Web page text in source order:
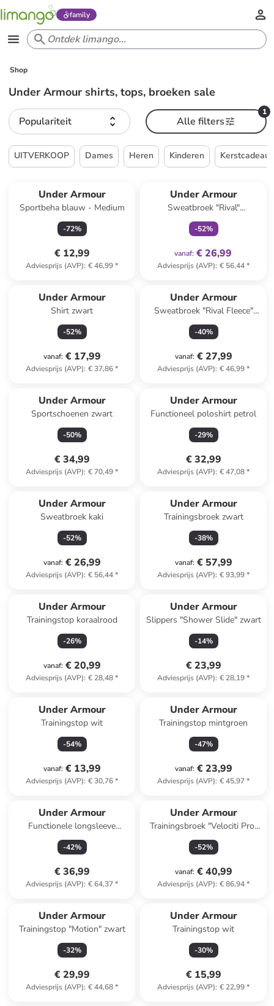
family
Shop
Under Armour shirts, tops, broeken sale
Populariteit
1
Alle filters
UITVERKOOP Dames Heren Kinderen Kerstcadeaus
Under Armour
Sportbeha blauw - Medium
-72%
€ 12,99
Adviesprijs (AVP): € 46,99*
Under Armour
Sweatbroek "Rival"
donkerblauw
-52%
vanaf: € 26,99
Adviesprijs (AVP): € 56,44*
Under Armour
Shirt zwart
-52%
vanaf: € 17,99
Adviesprijs (AVP): € 37,86*
Under Armour
Sweatbroek "Rival Fleece"
zwart
-40%
vanaf: € 27,99
Adviesprijs (AVP): € 46,99*
Under Armour
Sportschoenen zwart
-50%
€ 34,99
Adviesprijs (AVP): € 70,49*
Under Armour
Functioneel poloshirt petrol
-29%
€ 32,99
Adviesprijs (AVP): € 47,08*
Under Armour
Sweatbroek kaki
-52%
vanaf: € 26,99
Adviesprijs (AVP): € 56,44*
Under Armour
Trainingsbroek zwart
-38%
vanaf: € 57,99
Adviesprijs (AVP): € 93,99*
Under Armour
Trainingstop koraalrood
-26%
vanaf: € 20,99
Adviesprijs (AVP): € 28,48*
Under Armour
Slippers "Shower Slide" zwart
-14%
€ 23,99
Adviesprijs (AVP): € 28,19*
Under Armour
Trainingstop wit
-54%
vanaf: € 13,99
Adviesprijs (AVP): € 30,76*
Under Armour
Trainingstop mintgroen
-47%
vanaf: € 23,99
Adviesprijs (AVP): € 45,97*
Under Armour
Functionele longsleeve
"ColdGear" zwart
-42%
€ 36,99
Adviesprijs (AVP): € 64,37*
Under Armour
Trainingsbroek "Velociti Pro"
donkerblauw
-52%
vanaf: € 40,99
Adviesprijs (AVP): € 86,94*
Under Armour
Trainingstop "Motion" zwart
-32%
€ 29,99
Adviesprijs (AVP): € 44,68*
Under Armour
Trainingstop wit
-30%
€ 15,99
Adviesprijs (AVP): € 22,99*